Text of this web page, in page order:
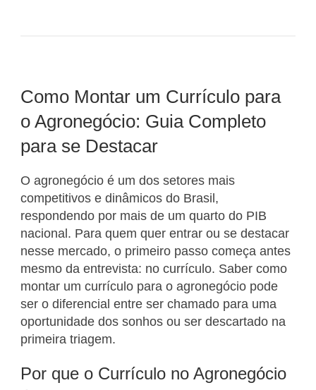
Como Montar um Currículo para
o Agronegócio: Guia Completo
para se Destacar
O agronegócio é um dos setores mais
competitivos e dinâmicos do Brasil,
respondendo por mais de um quarto do PIB
nacional. Para quem quer entrar ou se destacar
nesse mercado, o primeiro passo começa antes
mesmo da entrevista: no currículo. Saber como
montar um currículo para o agronegócio pode
ser o diferencial entre ser chamado para uma
oportunidade dos sonhos ou ser descartado na
primeira triagem.
Por que o Currículo no Agronegócio